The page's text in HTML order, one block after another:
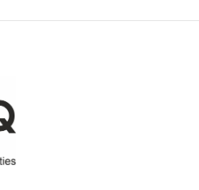
60x50x6 A CRS
Ściernica listkowa HDI-FS
60x50x6 A MED